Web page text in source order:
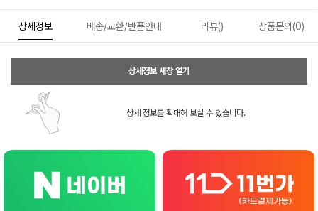
상세정보 배송/교환/반품안내 리뷰() 상품문의(0)
상세정보 새창 열기
상세 정보를 확대해 보실 수 있습니다.